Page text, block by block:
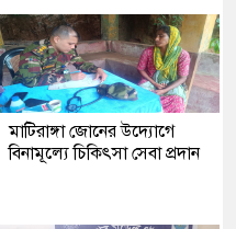
মাটিরাঙ্গা জোনের উদ্যোগে
বিনামূল্যে চিকিৎসা সেবা প্রদান